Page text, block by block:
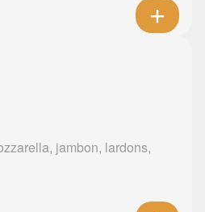
jambon, lardons,